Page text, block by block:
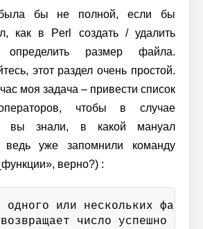
бы не полной, если бы
как в Perl создать / удалить
определить размер файла.
этот раздел очень простой.
моя задача – привести список
чтобы в случае
вы знали, в какой мануал
ведь уже запомнили команду
верно?) :
одного или нескольких файлов
число успешно